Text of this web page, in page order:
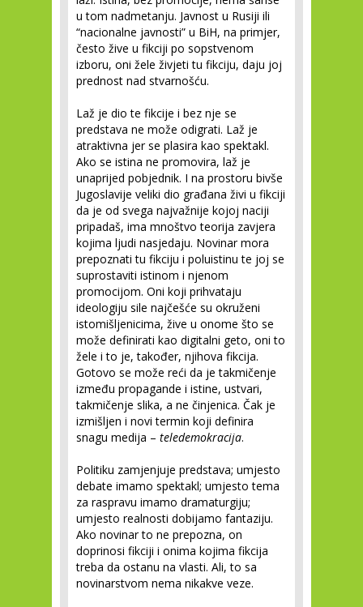
u tom nadmetanju. Javnost u Rusiji ili
“nacionalne javnosti” u BiH, na primjer,
često žive u fikciji po sopstvenom
izboru, oni žele živjeti tu fikciju, daju joj
prednost nad stvarnošću.
Laž je dio te fikcije i bez nje se
predstava ne može odigrati. Laž je
atraktivna jer se plasira kao spektakl.
Ako se istina ne promovira, laž je
unaprijed pobjednik. I na prostoru bivše
Jugoslavije veliki dio građana živi u fikciji
da je od svega najvažnije kojoj naciji
pripadaš, ima mnoštvo teorija zavjera
kojima ljudi nasjedaju. Novinar mora
prepoznati tu fikciju i poluistinu te joj se
suprostaviti istinom i njenom
promocijom. Oni koji prihvataju
ideologiju sile najčešće su okruženi
istomišljenicima, žive u onome što se
može definirati kao digitalni geto, oni to
žele i to je, također, njihova fikcija.
Gotovo se može reći da je takmičenje
između propagande i istine, ustvari,
takmičenje slika, a ne činjenica. Čak je
izmišljen i novi termin koji definira
snagu medija – teledemokracija.
Politiku zamjenjuje predstava; umjesto
debate imamo spektakl; umjesto tema
za raspravu imamo dramaturgiju;
umjesto realnosti dobijamo fantaziju.
Ako novinar to ne prepozna, on
doprinosi fikciji i onima kojima fikcija
treba da ostanu na vlasti. Ali, to sa
novinarstvom nema nikakve veze.